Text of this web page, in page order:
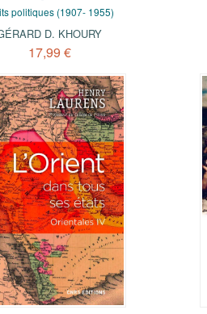
politiques (1907- 1955)
D. KHOURY
17,99 €